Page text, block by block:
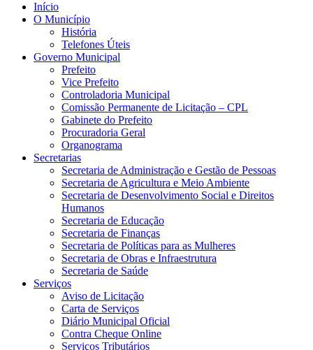
Início
O Município
História
Telefones Úteis
Governo Municipal
Prefeito
Vice Prefeito
Controladoria Municipal
Comissão Permanente de Licitação – CPL
Gabinete do Prefeito
Procuradoria Geral
Organograma
Secretarias
Secretaria de Administração e Gestão de Pessoas
Secretaria de Agricultura e Meio Ambiente
Secretaria de Desenvolvimento Social e Direitos
Humanos
Secretaria de Educação
Secretaria de Finanças
Secretaria de Políticas para as Mulheres
Secretaria de Obras e Infraestrutura
Secretaria de Saúde
Serviços
Aviso de Licitação
Carta de Serviços
Diário Municipal Oficial
Contra Cheque Online
Serviços Tributários